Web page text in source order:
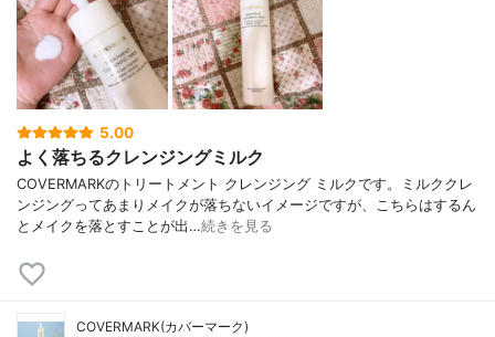
5.00
よく落ちるクレンジングミルク
COVERMARKのトリートメント クレンジング ミルクです。ミルククレ
ンジングってあまりメイクが落ちないイメージですが、こちらはするん
とメイクを落とすことが出…続きを見る
COVERMARK(カバーマーク)